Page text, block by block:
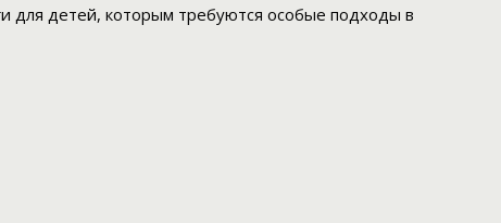
для детей, которым требуются особые подходы в